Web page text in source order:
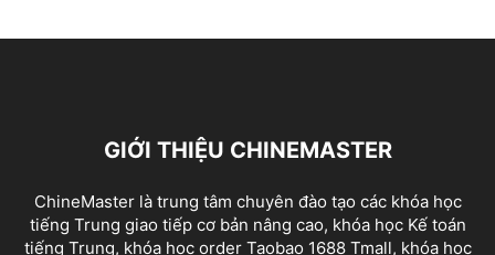
GIỚI THIỆU CHINEMASTER
ChineMaster là trung tâm chuyên đào tạo các khóa học
tiếng Trung giao tiếp cơ bản nâng cao, khóa học Kế toán
tiếng Trung, khóa học order Taobao 1688 Tmall, khóa học